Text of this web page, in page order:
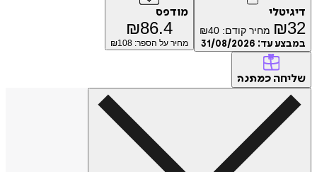
דיגיטלי
₪32 מחיר קודם: ₪40
במבצע עד: 31/08/2026
מודפס
₪86.4
מחיר על הספר: ₪ 108
שליחה כמתנה